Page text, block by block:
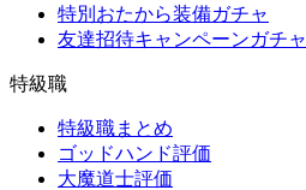
特別おたから装備ガチャ
友達招待キャンペーンガチャ
特級職
特級職まとめ
ゴッドハンド評価
大魔道士評価